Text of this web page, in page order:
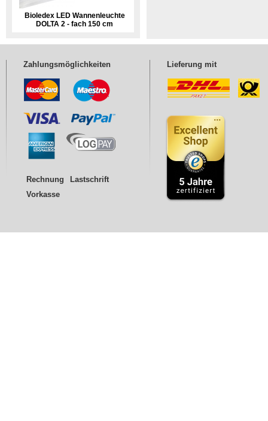
Bioledex LED Wannenleuchte
DOLTA 2 - fach 150 cm
Zahlungsmöglichkeiten
Rechnung
Lastschrift
Vorkasse
Lieferung mit